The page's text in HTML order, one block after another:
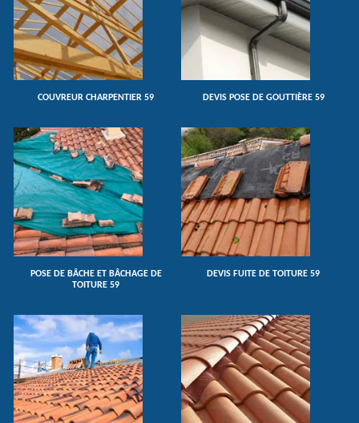
COUVREUR CHARPENTIER 59 DEVIS POSE DE GOUTTIÈRE 59
POSE DE BÂCHE ET BÂCHAGE DE
TOITURE 59
DEVIS FUITE DE TOITURE 59